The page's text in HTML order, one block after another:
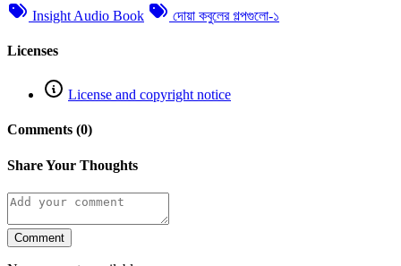
Insight Audio Book দোয়া কবুলের গল্পগুলো-১
Licenses
License and copyright notice
Comments (0)
Share Your Thoughts
Comment